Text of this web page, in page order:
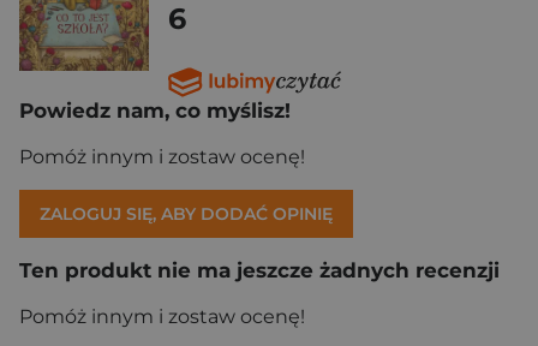
6
Powiedz nam, co myślisz!
Pomóż innym i zostaw ocenę!
ZALOGUJ SIĘ, ABY DODAĆ OPINIĘ
Ten produkt nie ma jeszcze żadnych recenzji
Pomóż innym i zostaw ocenę!